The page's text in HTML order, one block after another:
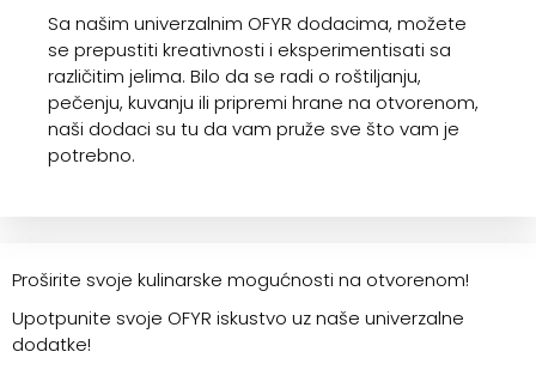
Sa našim univerzalnim OFYR dodacima, možete
se prepustiti kreativnosti i eksperimentisati sa
različitim jelima. Bilo da se radi o roštiljanju,
pečenju, kuvanju ili pripremi hrane na otvorenom,
naši dodaci su tu da vam pruže sve što vam je
potrebno.
Proširite svoje kulinarske mogućnosti na otvorenom!
Upotpunite svoje OFYR iskustvo uz naše univerzalne
dodatke!